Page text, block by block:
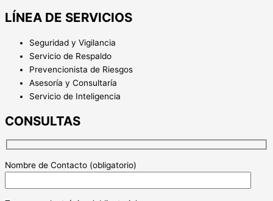
LÍNEA DE SERVICIOS
Seguridad y Vigilancia
Servicio de Respaldo
Prevencionista de Riesgos
Asesoría y Consultaría
Servicio de Inteligencia
CONSULTAS
Nombre de Contacto (obligatorio)